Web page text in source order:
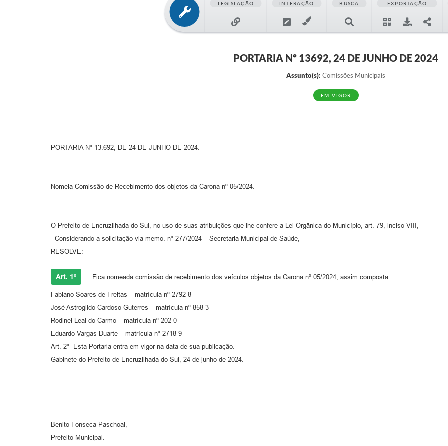
LEGISLAÇÃO INTERAÇÃO BUSCA EXPORTAÇÃO
PORTARIA Nº 13692, 24 DE JUNHO DE 2024
Assunto(s): Comissões Municipais
EM VIGOR
PORTARIA Nº 13.692, DE 24 DE JUNHO DE 2024.
Nomeia Comissão de Recebimento dos objetos da Carona nº 05/2024.
O Prefeito de Encruzilhada do Sul, no uso de suas atribuições que lhe confere a Lei Orgânica do Município, art. 79, inciso VIII,
- Considerando a solicitação via memo. nº 277/2024 – Secretaria Municipal de Saúde,
RESOLVE:
Art. 1º Fica nomeada comissão de recebimento dos veículos objetos da Carona nº 05/2024, assim composta:
Fabiano Soares de Freitas – matrícula nº 2792-8
José Astrogildo Cardoso Guterres – matrícula nº 858-3
Rodinei Leal do Carmo – matrícula nº 202-0
Eduardo Vargas Duarte – matrícula nº 2718-9
Art. 2º Esta Portaria entra em vigor na data de sua publicação.
Gabinete do Prefeito de Encruzilhada do Sul, 24 de junho de 2024.
Benito Fonseca Paschoal,
Prefeito Municipal.